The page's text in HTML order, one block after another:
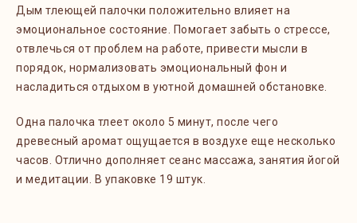
Дым тлеющей палочки положительно влияет на
эмоциональное состояние. Помогает забыть о стрессе,
отвлечься от проблем на работе, привести мысли в
порядок, нормализовать эмоциональный фон и
насладиться отдыхом в уютной домашней обстановке.
Одна палочка тлеет около 5 минут, после чего
древесный аромат ощущается в воздухе еще несколько
часов. Отлично дополняет сеанс массажа, занятия йогой
и медитации. В упаковке 19 штук.